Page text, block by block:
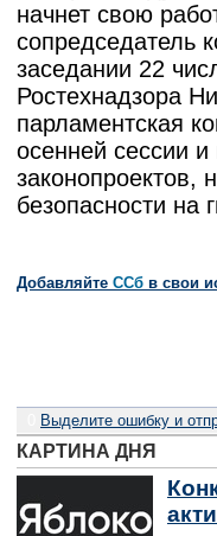
начнет свою
сопредседатель
заседании 22
Ростехнадзора
парламентская
осенней сессии
законопроектов,
безопасности на
Добавляйте CСб в свои
Выделите ошибку и
КАРТИНА ДНЯ